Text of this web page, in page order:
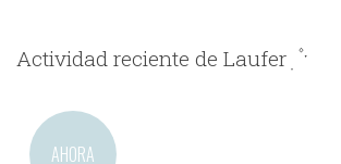
Actividad reciente de Laufer ִ ۫ ˑ
AHORA